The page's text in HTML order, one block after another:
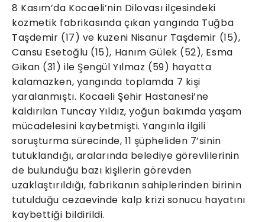
8 Kasım’da Kocaeli’nin Dilovası ilçesindeki
kozmetik fabrikasında çıkan yangında Tuğba
Taşdemir (17) ve kuzeni Nisanur Taşdemir (15),
Cansu Esetoğlu (15), Hanım Gülek (52), Esma
Gikan (31) ile Şengül Yılmaz (59) hayatta
kalamazken, yangında toplamda 7 kişi
yaralanmıştı. Kocaeli Şehir Hastanesi’ne
kaldırılan Tuncay Yıldız, yoğun bakımda yaşam
mücadelesini kaybetmişti. Yangınla ilgili
soruşturma sürecinde, 11 şüpheliden 7’sinin
tutuklandığı, aralarında belediye görevlilerinin
de bulunduğu bazı kişilerin görevden
uzaklaştırıldığı, fabrikanın sahiplerinden birinin
tutulduğu cezaevinde kalp krizi sonucu hayatını
kaybettiği bildirildi.